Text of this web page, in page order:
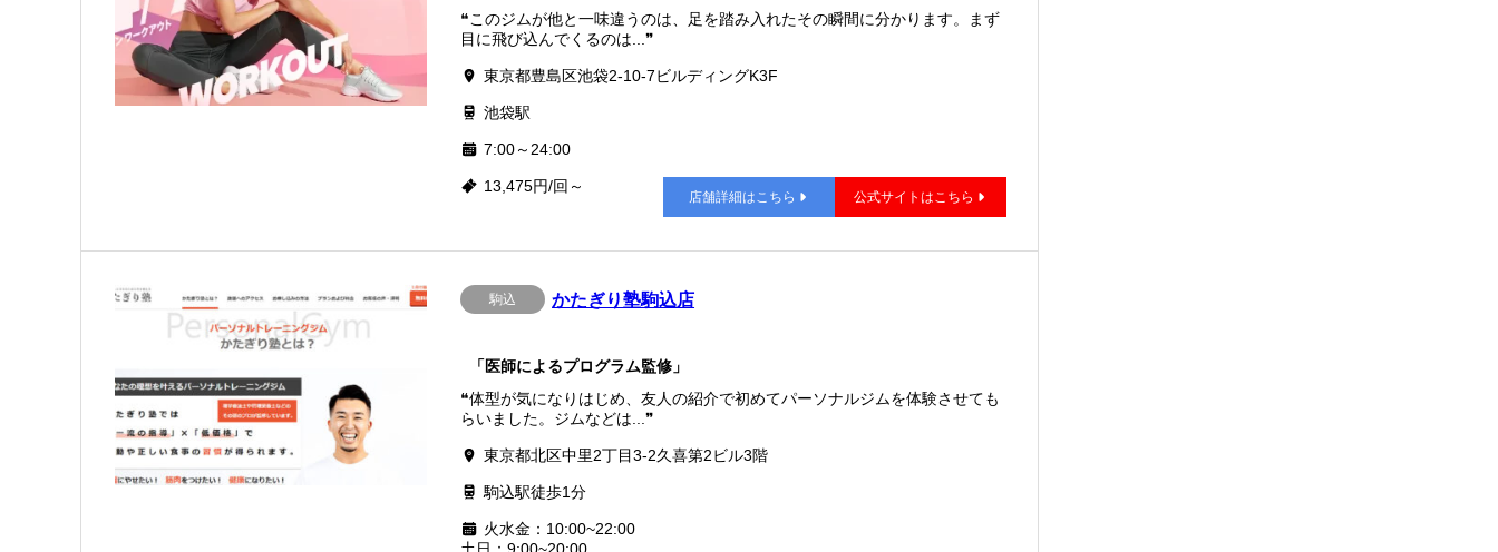
❝このジムが他と一味違うのは、足を踏み入れたその瞬間に分かります。まず
目に飛び込んでくるのは...❞
東京都豊島区池袋2-10-7ビルディングK3F
池袋駅
7:00～24:00
13,475円/回～
店舗詳細はこちら 公式サイトはこちら
駒込 かたぎり塾駒込店
「医師によるプログラム監修」
❝体型が気になりはじめ、友人の紹介で初めてパーソナルジムを体験させても
らいました。ジムなどは...❞
東京都北区中里2丁目3-2久喜第2ビル3階
駒込駅徒歩1分
火水金：10:00~22:00